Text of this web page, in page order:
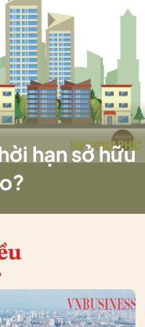
hạn sở hữu